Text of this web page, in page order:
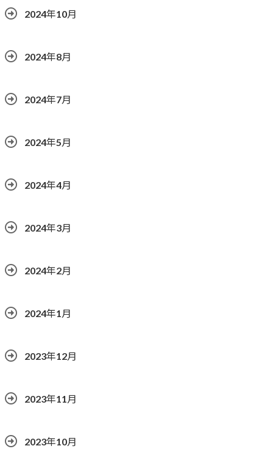
2024年10月
2024年8月
2024年7月
2024年5月
2024年4月
2024年3月
2024年2月
2024年1月
2023年12月
2023年11月
2023年10月